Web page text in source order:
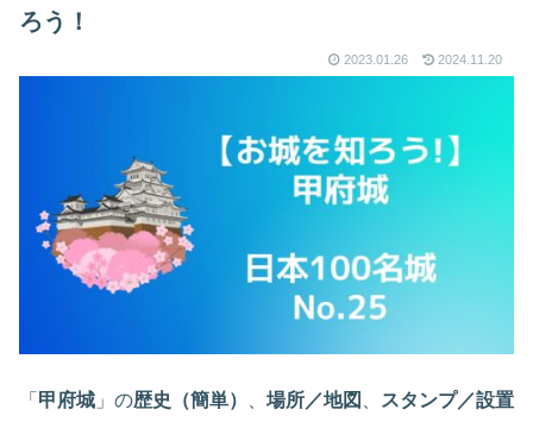
ろう！
2023.01.26 2024.11.20
「 甲府城 」の歴史 （簡単） 場所／地図
スタンプ／設置